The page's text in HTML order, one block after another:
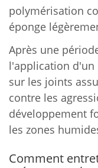
polymérisation
éponge
Après une
l'application
sur les joints
contre les
développement
les zones
Comment